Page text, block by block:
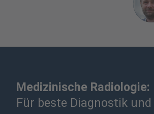
Medizinische Radiologie:
Für beste Diagnostik